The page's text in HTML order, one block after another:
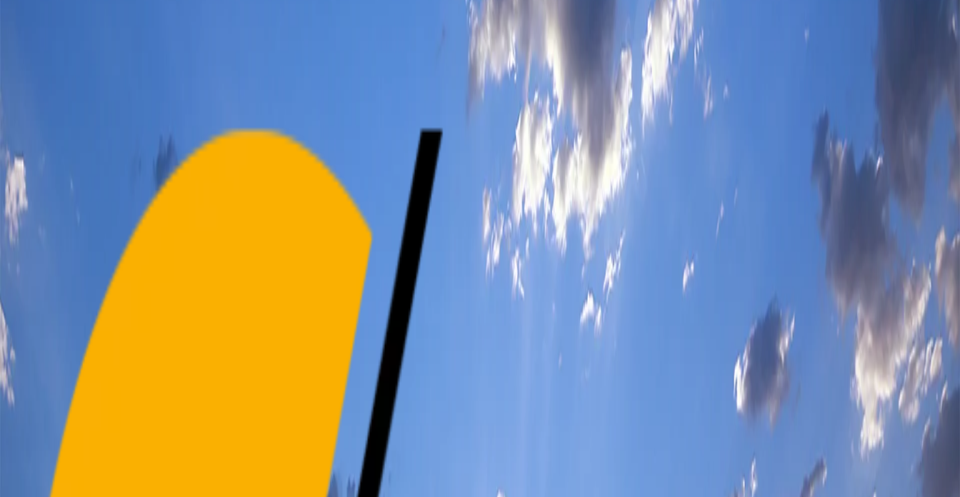
در حال ترجمه به
با استفاده از MeNEW AI